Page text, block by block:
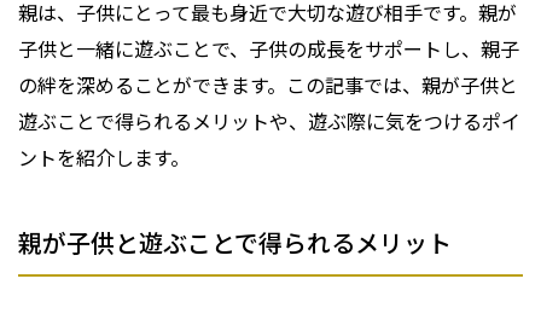
親は、子供にとって最も身近で大切な遊び相手です。親が
子供と一緒に遊ぶことで、子供の成長をサポートし、親子
の絆を深めることができます。この記事では、親が子供と
遊ぶことで得られるメリットや、遊ぶ際に気をつけるポイ
ントを紹介します。
親が子供と遊ぶことで得られるメリット